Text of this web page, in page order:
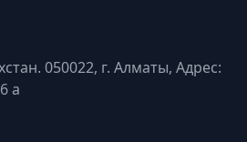
050022, г. Алматы, Адрес:
а